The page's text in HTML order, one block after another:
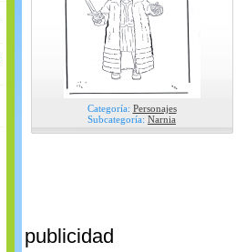
Categoría: Personajes
Subcategoría: Narnia
publicidad